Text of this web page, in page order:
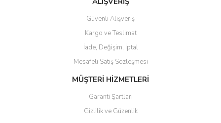
Gönder
Güvenli Alışveriş
Kargo ve Teslimat
İade, Değişim, İptal
Mesafeli Satış Sözleşmesi
MÜŞTERİ HİZMETLERİ
Garanti Şartları
Gizlilik ve Güzenlik